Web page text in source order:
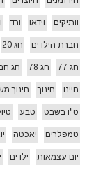
וותיקים וידאו ורד
חברת הילדים חג 20
חג 77 חג 78 חג
חיינו חינוך חינוך
ט"ו בשבט טבע
טמפלרים יאכטה
יום עצמאות ילדים